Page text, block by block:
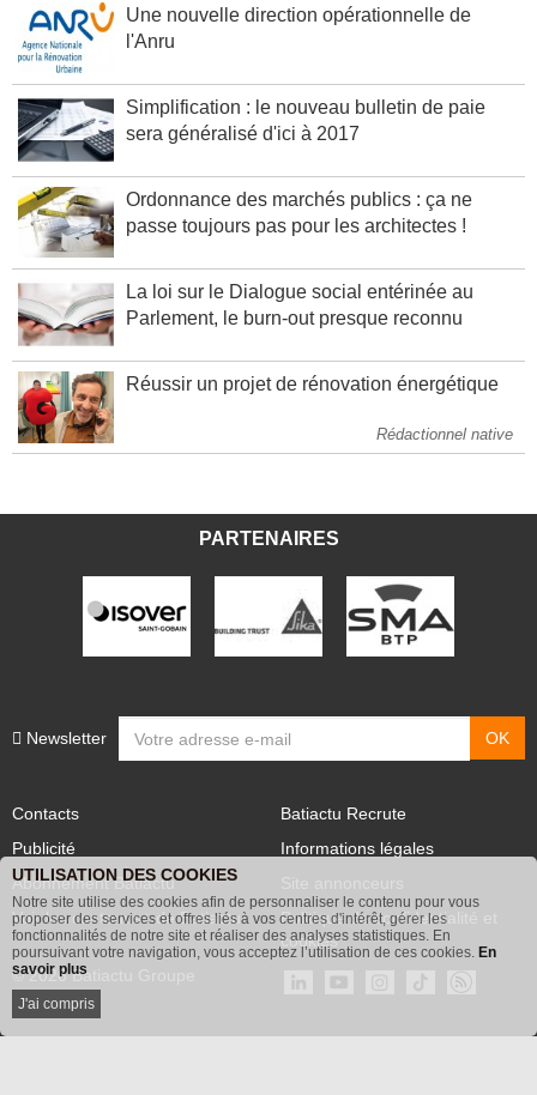
Une nouvelle direction opérationnelle de
Simplification : le nouveau bulletin de paie
Ordonnance des marchés publics : ça ne
La loi sur le Dialogue social entérinée au
Rédactionnel native
Publicité
Abonnement Batiactu
Voir les contenus+ de Batiactu
Site annonceurs
Politique de confidentialité et
cookies
© 2026 Batiactu Groupe
UTILISATION DES COOKIES
Notre site utilise des cookies afin de personnaliser le contenu pour vous
proposer des services et offres liés à vos centres d'intérêt, gérer les
fonctionnalités de notre site et réaliser des analyses statistiques. En
poursuivant votre navigation, vous acceptez l’utilisation de ces cookies. En
savoir plus
J'ai compris